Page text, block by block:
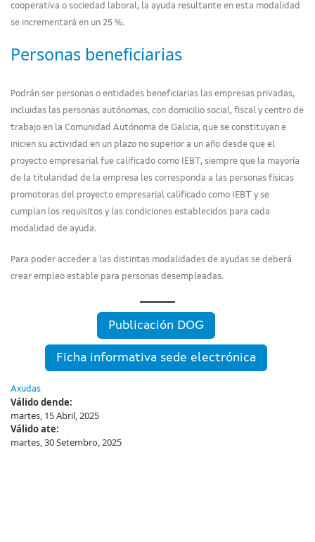
cooperativa o sociedad laboral, la ayuda resultante en esta modalidad
se incrementará en un 25 %.
Personas beneficiarias
Podrán ser personas o entidades beneficiarias las empresas privadas,
incluidas las personas autónomas, con domicilio social, fiscal y centro de
trabajo en la Comunidad Autónoma de Galicia, que se constituyan e
inicien su actividad en un plazo no superior a un año desde que el
proyecto empresarial fue calificado como IEBT, siempre que la mayoría
de la titularidad de la empresa les corresponda a las personas físicas
promotoras del proyecto empresarial calificado como IEBT y se
cumplan los requisitos y las condiciones establecidos para cada
modalidad de ayuda.
Para poder acceder a las distintas modalidades de ayudas se deberá
crear empleo estable para personas desempleadas.
Publicación DOG
Ficha informativa sede electrónica
Axudas
Válido dende:
martes, 15 Abril, 2025
Válido ate:
martes, 30 Setembro, 2025